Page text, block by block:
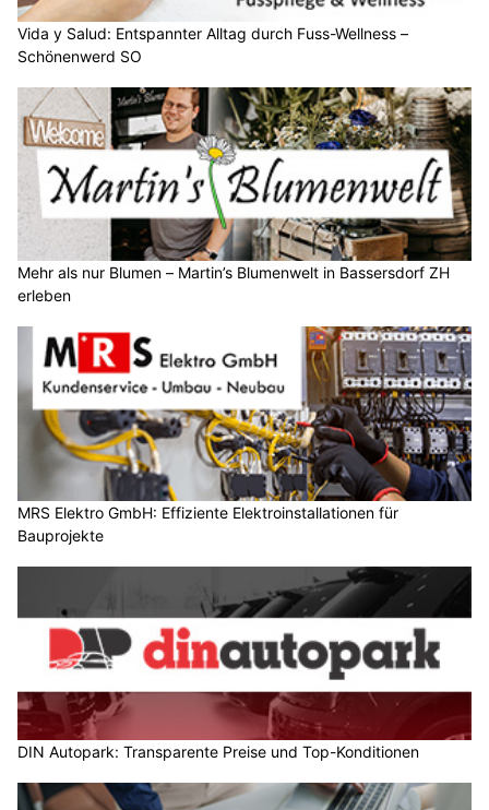
Vida y Salud: Entspannter Alltag durch Fuss-Wellness –
Schönenwerd SO
Mehr als nur Blumen – Martin’s Blumenwelt in Bassersdorf ZH
erleben
MRS Elektro GmbH: Effiziente Elektroinstallationen für
Bauprojekte
DIN Autopark: Transparente Preise und Top-Konditionen